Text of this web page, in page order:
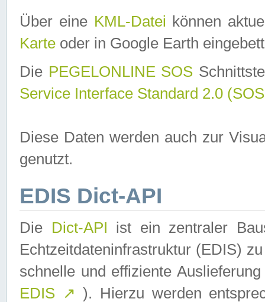
Über eine KML-Datei können
Karte oder in Google Earth
Die PEGELONLINE SOS
Service Interface Standard 2.0
Diese Daten werden auch zur
genutzt.
EDIS Dict-API
Die Dict-API ist ein zentraler
Echtzeitdateninfrastruktur (EDIS)
schnelle und effiziente
EDIS ↗ ). Hierzu werden